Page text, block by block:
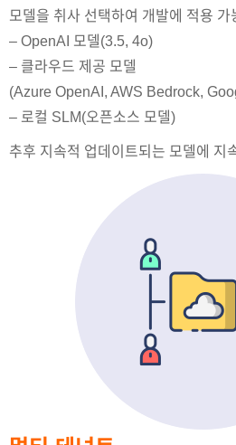
모델을 취사 선택하여 개발에 적용 가
– OpenAI 모델(3.5, 4o)
– 클라우드 제공 모델
(Azure OpenAI, AWS Bedrock,
– 로컬 SLM(오픈소스 모델) ​
추후 지속적 업데이트되는 모델에 지